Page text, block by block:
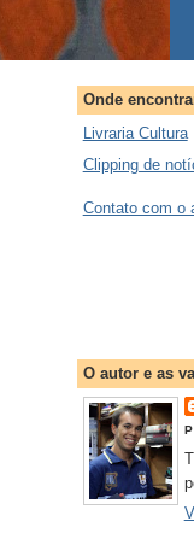
Onde
Livraria Cultura
Clipping de
Contato com o
O autor e as